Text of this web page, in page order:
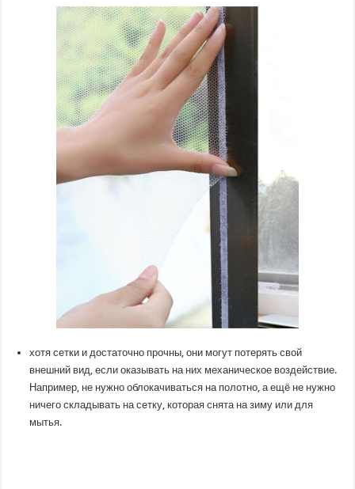
хотя сетки и достаточно прочны, они могут потерять свой
внешний вид, если оказывать на них механическое воздействие.
Например, не нужно облокачиваться на полотно, а ещё не нужно
ничего складывать на сетку, которая снята на зиму или для
мытья.